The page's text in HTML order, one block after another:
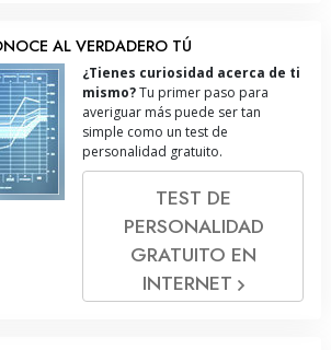
AL VERDADERO TÚ
¿Tienes curiosidad acerca de ti
mismo?Tu primer paso para
averiguar más puede ser tan
simple como un test de
personalidad gratuito.
TEST DE
PERSONALIDAD
GRATUITO EN
INTERNET